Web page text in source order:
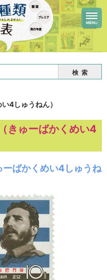
検索
4しゅうねん）
きゅーばかくめい4
ばかくめい4しゅうね